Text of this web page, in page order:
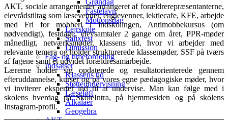
Grøndag
Fastelavn
Motionsdag
Lejrskole
Salixfest
Dimission
Fag- og timefordeling
Indsatser
Klassens tid
Støtteundervisning
Læseløft
Alkalaer
Geogebra
AKT, sociale arrangementer arrangeret af forældrerepræsentanterne,
elevrådstiltag som læsevenner, englevenner, lektiecafe, KFE, arbejde
med Fri for mobberi i indskolingen, Antimobbekursus (om
nødvendigt), festdage, elevsamtaler 2 gange om året, PPR-møder
månedligt, netværksmøder, klassens tid, hvor vi arbejder med
relevante temera og holder strukturerede klassemøder, SSF på tværs
af fagene samt et udvidet forældresamarbejde.
Lærerne holder sig opdaterede og resultatorienterede gennem
efteruddannelse, kurser og på vores egne pædagogiske møder, hvor
vi inviterer eksperter ind til at undervise. Man kan følge med i
skolens hverdag på SkoleIntra, på hjemmesiden og på skolens
Instagram-profil.